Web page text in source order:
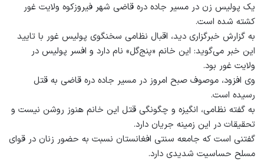
یک پولیس زن در مسیر جاده دره قاضی شهر فیروزکوه ولایت غور
کشته شده است.
به گزارش خبرگزاری دید، اقبال نظامی سخنگوی پولیس غور با تایید
این خبر می‌گوید: این خانم «پنج‌گل» نام دارد و افسر پولیس در
ولایت غور بود.
وی افزود، موصوف صبح امروز در مسیر جاده دره قاضی به قتل
رسیده است.
به گفته نظامی، انگیزه و چگونگی قتل این خانم هنوز روشن نیست و
تحقیقات در این زمینه جریان دارد.
گفتنی است که جامعه سنتی افغانستان نسبت به حضور زنان در قوای
مسلح حساسیت شدیدی دارد.